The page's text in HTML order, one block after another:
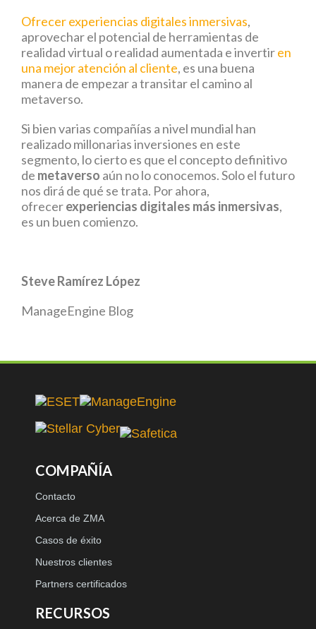
Ofrecer experiencias digitales inmersivas,
aprovechar el potencial de herramientas de
realidad virtual o realidad aumentada e invertiren
una mejor atención al cliente, es una buena
manera de empezar a transitar el camino al
metaverso.
Si bien varias compañías a nivel mundial han
realizado millonarias inversiones en este
segmento, lo cierto es que el concepto definitivo
de metaverso aún no lo conocemos. Solo el futuro
nos dirá de qué se trata. Por ahora,
ofrecerexperiencias digitales más inmersivas,
es un buen comienzo.
Steve Ramírez López
ManageEngine Blog
COMPAÑÍA
Contacto
Acerca de ZMA
Casos de éxito
Nuestros clientes
Partners certificados
RECURSOS